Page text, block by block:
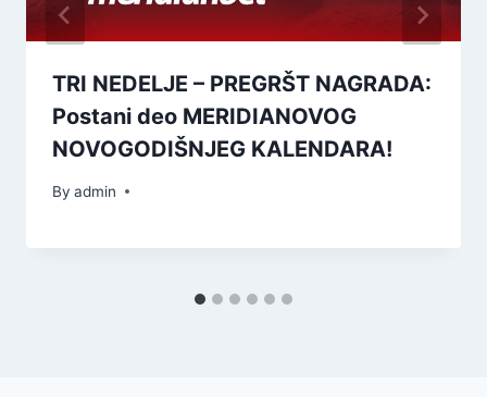
TRI NEDELJE – PREGRŠT NAGRADA:
Postani deo MERIDIANOVOG
NOVOGODIŠNJEG KALENDARA!
By admin